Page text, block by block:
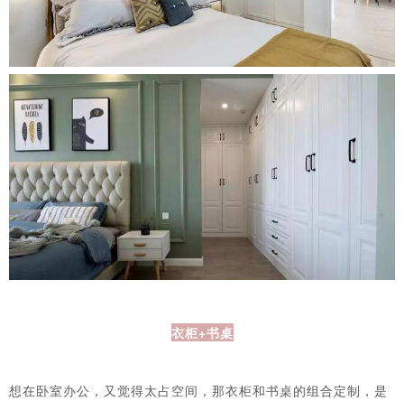
衣柜+书桌
想在卧室办公，又觉得太占空间，那衣柜和书桌的组合定制，是